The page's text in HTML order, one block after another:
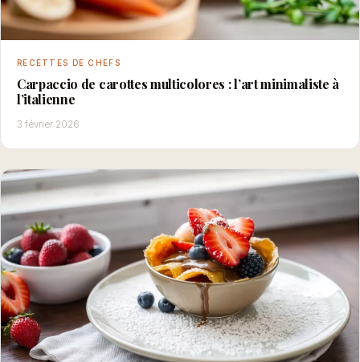
RECETTES DE CHEFS
Carpaccio de carottes multicolores : l’art minimaliste à
l’italienne
3 février 2026